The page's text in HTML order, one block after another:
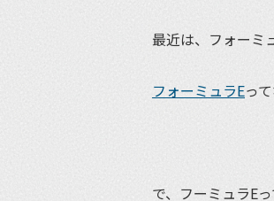
最近は、フォーミ
フォーミュラEっ
で、フーミュラE